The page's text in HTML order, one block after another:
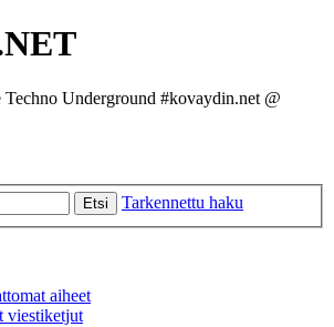
Underground #kovaydin.net @
Etsi Tarkennettu haku
aiheet
viestiketjut